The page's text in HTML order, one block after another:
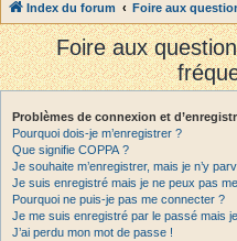
Index du forum Foire aux
Foire aux
Problèmes de connexion et
Pourquoi dois-je m’enregistrer ?
Que signifie COPPA ?
Je souhaite m’enregistrer, mais je n’y
Je suis enregistré mais je ne peux pas
Pourquoi ne puis-je pas me connecter ?
Je me suis enregistré par le passé mais
J’ai perdu mon mot de passe !